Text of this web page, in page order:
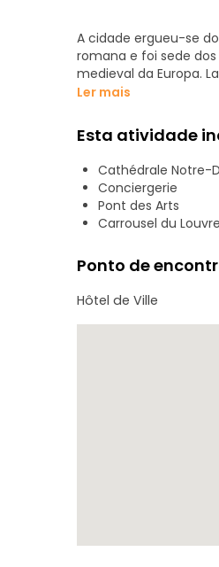
A cidade ergueu-se
romana e foi sede
medieval da Europa.
e... a mais famosa
cidades.
modernidade.
Tudo isto pode
Talkative garante-
monumentos e
Ler mais
Esta atividade
Cathédrale Notre-
Conciergerie
Pont des Arts
Carrousel du Louvre
Ponto de
Hôtel de Ville